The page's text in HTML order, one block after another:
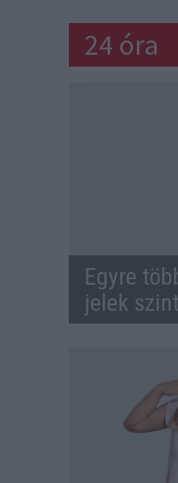
24 óra
Egyre
jelek